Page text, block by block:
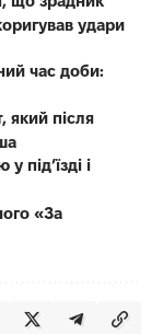
удари
час доби:
який після
під’їзді і
«За